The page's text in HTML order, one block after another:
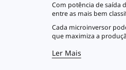
Com potência de saída
entre as mais bem
Cada microinversor
que maximiza a
Ler Mais